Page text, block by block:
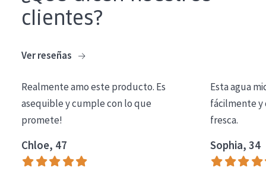
Crema de día
Crema de noche
Limpieza
COLECCIÓN
Essentials
Lift+
clientes?
Ver reseñas
Realmente amo este producto. Es
asequible y cumple con lo que
promete!
Chloe, 47
Esta agua
fácilmente y
fresca.
Sophia, 34